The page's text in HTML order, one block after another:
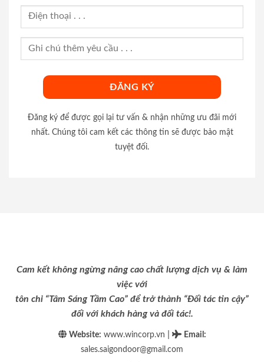
Đăng ký để được gọi lại tư vấn & nhận những ưu đãi mới
nhất. Chúng tôi cam kết các thông tin sẽ được bảo mật
tuyệt đối.
Cam kết không ngừng nâng cao chất lượng dịch vụ & làm
việc với
tôn chỉ “Tâm Sáng Tầm Cao” để trở thành “Đối tác tin cậy”
đối với khách hàng và đối tác!.
Website: www.wincorp.vn Email :
sales.saigondoor@gmail.com